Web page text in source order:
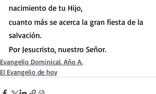
nacimiento de tu Hijo,
cuanto más se acerca la gran fiesta de la
salvación.
Por Jesucristo, nuestro Señor.
Evangelio Dominical. Año A.
El Evangelio de hoy